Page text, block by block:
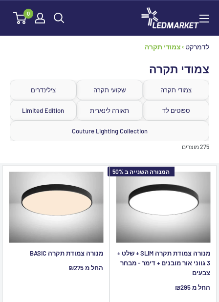
לתוכן
0
לדמרקט ›צמודי תקרה
צמודי תקרה
צמודי תקרה שקועי תקרה צילינדרים
ספוטים לד תאורה לינארית Limited Edition
Couture Lighting Collection
275 מוצרים
המנורה השנייה ב 50%
מנורה צמודת תקרה SLIM + שלט +
3 גווני אור מובנים + דימר - מבחר
צבעים
מחיר
החל מ ₪295
מנורה צמודת תקרה BASIC
מחיר
החל מ ₪275